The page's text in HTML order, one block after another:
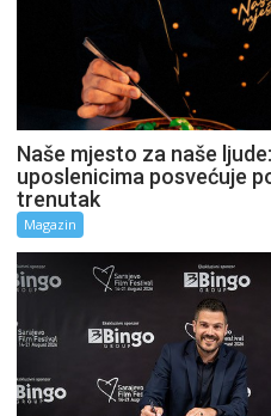
Naše mjesto za naše
uposlenicima posvećuje
trenutak
Magazin